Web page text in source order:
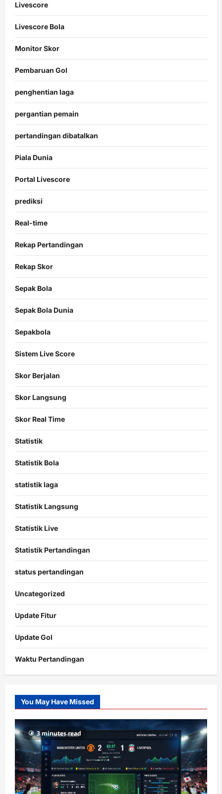
Livescore
Livescore Bola
Monitor Skor
Pembaruan Gol
penghentian laga
pergantian pemain
pertandingan dibatalkan
Piala Dunia
Portal Livescore
prediksi
Real-time
Rekap Pertandingan
Rekap Skor
Sepak Bola
Sepak Bola Dunia
Sepakbola
Sistem Live Score
Skor Berjalan
Skor Langsung
Skor Real Time
Statistik
Statistik Bola
statistik laga
Statistik Langsung
Statistik Live
Statistik Pertandingan
status pertandingan
Uncategorized
Update Fitur
Update Gol
Waktu Pertandingan
Slot
Gacor
RTP
terupdate
You May Have Missed
3 minutes read